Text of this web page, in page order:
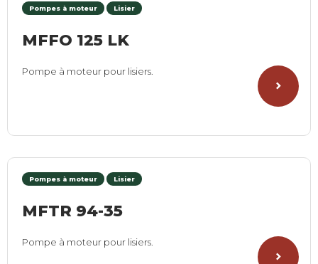
Pompes à moteur Lisier
MFFO 125 LK
Pompe à moteur pour lisiers.
Pompes à moteur Lisier
MFTR 94-35
Pompe à moteur pour lisiers.